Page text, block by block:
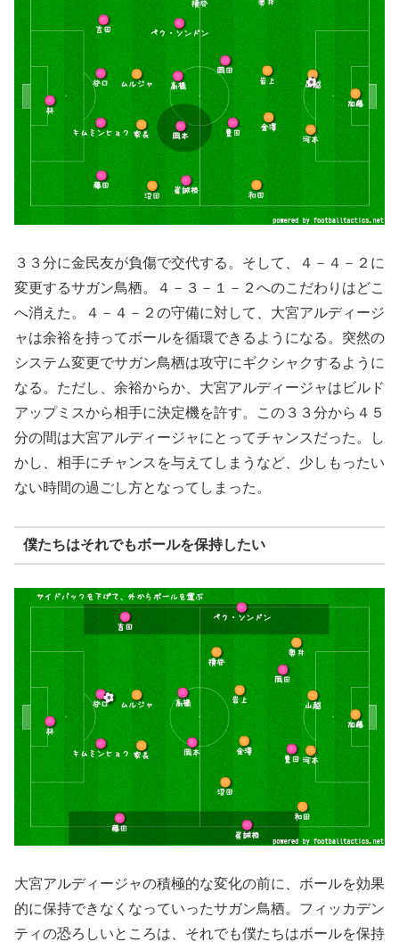
３３分に金民友が負傷で交代する。そして、４－４－２に
変更するサガン鳥栖。４－３－１－２へのこだわりはどこ
へ消えた。４－４－２の守備に対して、大宮アルディージ
ャは余裕を持ってボールを循環できるようになる。突然の
システム変更でサガン鳥栖は攻守にギクシャクするように
なる。ただし、余裕からか、大宮アルディージャはビルド
アップミスから相手に決定機を許す。この３３分から４５
分の間は大宮アルディージャにとってチャンスだった。し
かし、相手にチャンスを与えてしまうなど、少しもったい
ない時間の過ごし方となってしまった。
僕たちはそれでもボールを保持したい
大宮アルディージャの積極的な変化の前に、ボールを効果
的に保持できなくなっていったサガン鳥栖。フィッカデン
ティの恐ろしいところは、それでも僕たちはボールを保持